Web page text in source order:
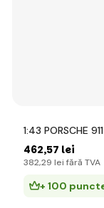
1:43 PORSCHE
462,57 lei
382,29 lei fără TVA
+ 100